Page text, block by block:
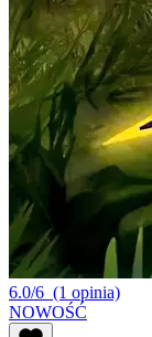
6.0/6 (1 opinia)
NOWOŚĆ